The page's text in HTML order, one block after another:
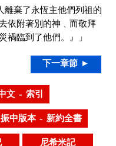
離棄了永恆主他們列祖的
依附著別的神﹑而敬拜
禍臨到了他們。』」
下一章節 ►
文 – 索引
中版本 – 新約全書
尼希米記